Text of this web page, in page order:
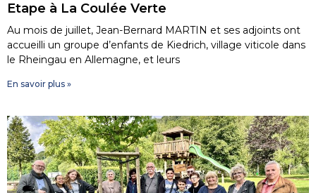
Etape à La Coulée Verte
Au mois de juillet, Jean-Bernard MARTIN et ses adjoints ont
accueilli un groupe d’enfants de Kiedrich, village viticole dans
le Rheingau en Allemagne, et leurs
En savoir plus »